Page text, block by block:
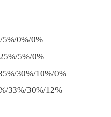
5%/0%/0%
5%/0%
30%/10%/0%
33%/30%/12%